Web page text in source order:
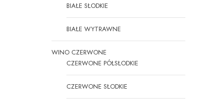
BIAŁE SŁODKIE
BIAŁE WYTRAWNE
WINO CZERWONE
CZERWONE PÓŁSŁODKIE
CZERWONE SŁODKIE